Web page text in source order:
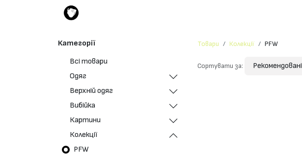
Категорії
Всі товари
Одяг
Верхній одяг
Вибійка
Картини
Колекції
PFW
Товари Колекції PFW
Сортувати за: Рекомендовані